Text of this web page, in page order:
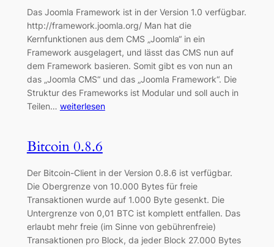
Das Joomla Framework ist in der Version 1.0 verfügbar.
http://framework.joomla.org/ Man hat die
Kernfunktionen aus dem CMS „Joomla“ in ein
Framework ausgelagert, und lässt das CMS nun auf
dem Framework basieren. Somit gibt es von nun an
das „Joomla CMS“ und das „Joomla Framework“. Die
Struktur des Frameworks ist Modular und soll auch in
Teilen… weiterlesen
Bitcoin 0.8.6
Der Bitcoin-Client in der Version 0.8.6 ist verfügbar.
Die Obergrenze von 10.000 Bytes für freie
Transaktionen wurde auf 1.000 Byte gesenkt. Die
Untergrenze von 0,01 BTC ist komplett entfallen. Das
erlaubt mehr freie (im Sinne von gebührenfreie)
Transaktionen pro Block, da jeder Block 27.000 Bytes